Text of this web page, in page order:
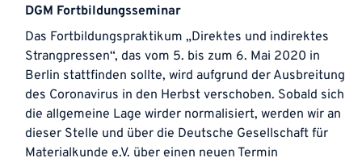
DGM Fortbildungsseminar
Das Fortbildungspraktikum „Direktes und indirektes
Strangpressen“, das vom 5. bis zum 6. Mai 2020 in
Berlin stattfinden sollte, wird aufgrund der Ausbreitung
des Coronavirus in den Herbst verschoben. Sobald sich
die allgemeine Lage wirder normalisiert, werden wir an
dieser Stelle und über die Deutsche Gesellschaft für
Materialkunde e.V. über einen neuen Termin